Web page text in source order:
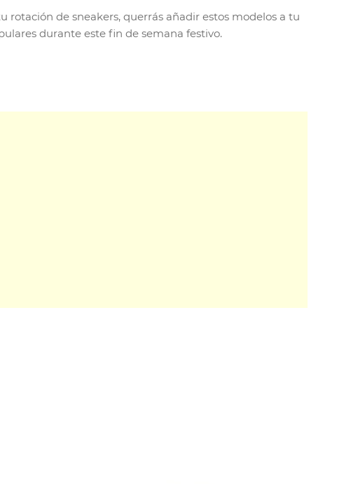
rotación de sneakers, querrás añadir estos modelos a tu
durante este fin de semana festivo.